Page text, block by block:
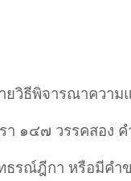
ยวิธีพิจารณาความ
า ๑๔๗ วรรคสอง
ธรณ์ฎีกา หรือมีคำ